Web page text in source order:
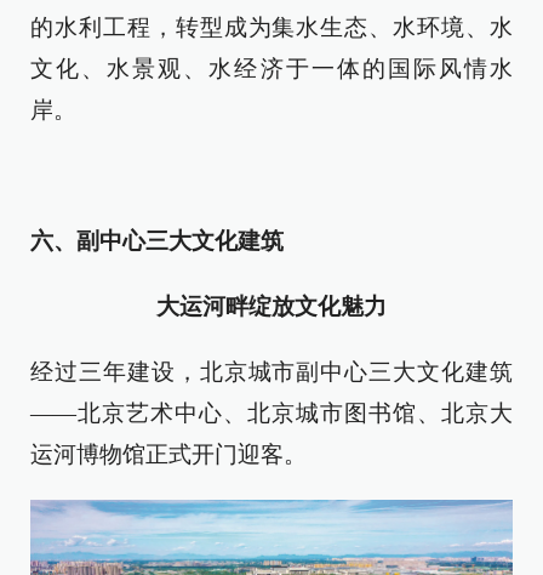
的水利工程，转型成为集水生态、水环境、水
文化、水景观、水经济于一体的国际风情水
岸。
六、副中心三大文化建筑
大运河畔绽放文化魅力
经过三年建设，北京城市副中心三大文化建筑
——北京艺术中心、北京城市图书馆、北京大
运河博物馆正式开门迎客。